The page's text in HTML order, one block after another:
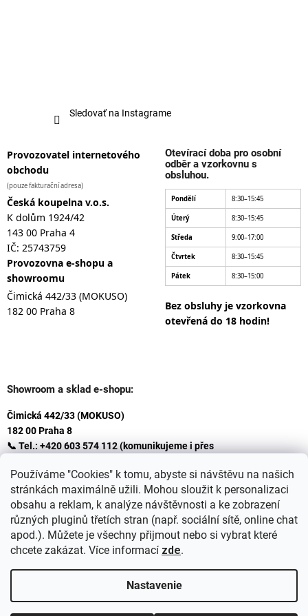
Používáme "Cookies" k tomu, abyste si návštěvu na našich
stránkách maximálně užili. Mohou sloužit k personalizaci
obsahu a reklam, k analýze návštěvnosti a ke zobrazení
různých pluginů třetích stran (např. sociální sítě, online chat
apod.). Můžete je všechny přijmout nebo si vybrat které
chcete zakázat. Více informací zde.
Nastavenie
Sledovať na Instagrame
Provozovatel internetového
obchodu
(pouze fakturační adresa)
Česká koupelna v.o.s.
K dolům 1924/42
143 00 Praha 4
IČ: 25743759
Provozovna e-shopu a
showroomu
Čimická 442/33 (MOKUSO)
182 00 Praha 8
Otevírací doba pro osobní
odběr a vzorkovnu s
obsluhou.
Pondělí 8:30–15:45
Úterý 8:30–15:45
Středa 9:00–17:00
Čtvrtek 8:30–15:45
Pátek 8:30–15:00
Bez obsluhy je vzorkovna
otevřená do 18 hodin!
Showroom a sklad e-shopu:
Čimická 442/33 (MOKUSO)
182 00 Praha 8
📞 Tel.: +420 603 574 112 (komunikujeme i přes
✉️ E-mail: info@ceskakoupelna.cz
Vytvoril Shoptet + plnenieshopu.cz